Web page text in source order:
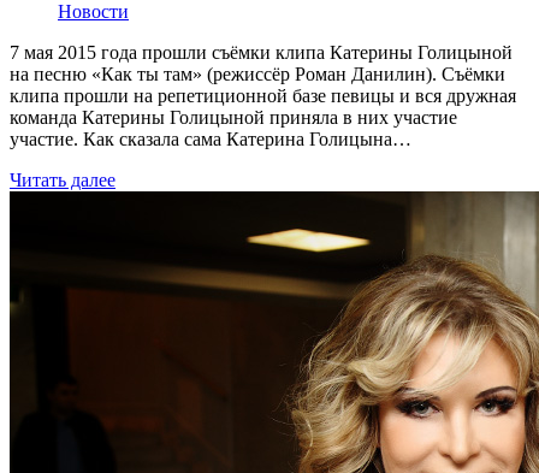
Новости
7 мая 2015 года прошли съёмки клипа Катерины Голицыной
на песню «Как ты там» (режиссёр Роман Данилин). Съёмки
клипа прошли на репетиционной базе певицы и вся дружная
команда Катерины Голицыной приняла в них участие
участие. Как сказала сама Катерина Голицына…
Читать далее